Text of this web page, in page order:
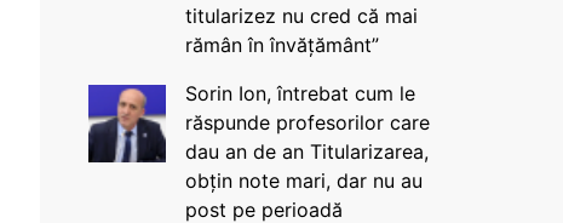
titularizez nu cred că mai
rămân în învățământ”
Sorin Ion, întrebat cum le
răspunde profesorilor care
dau an de an Titularizarea,
obțin note mari, dar nu au
post pe perioadă